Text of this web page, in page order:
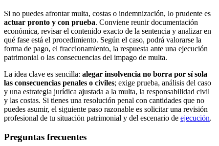
Si no puedes afrontar multa, costas o indemnización, lo prudente es
actuar pronto y con prueba. Conviene reunir documentación
económica, revisar el contenido exacto de la sentencia y analizar en
qué fase está el procedimiento. Según el caso, podrá valorarse la
forma de pago, el fraccionamiento, la respuesta ante una ejecución
patrimonial o las consecuencias del impago de multa.
La idea clave es sencilla: alegar insolvencia no borra por sí sola
las consecuencias penales o civiles; exige prueba, análisis del caso
y una estrategia jurídica ajustada a la multa, la responsabilidad civil
y las costas. Si tienes una resolución penal con cantidades que no
puedes asumir, el siguiente paso razonable es solicitar una revisión
profesional de tu situación patrimonial y del escenario de ejecución.
Preguntas frecuentes